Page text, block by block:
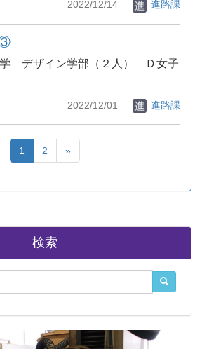
2022/12/14 進路課
③
デザイン学部（２人） Ｄ女子
2022/12/01 進路課
1 2 »
検索